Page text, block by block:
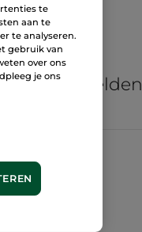
hectare
velden
te
aan te
te analyseren.
gebruik van
over ons
je ons